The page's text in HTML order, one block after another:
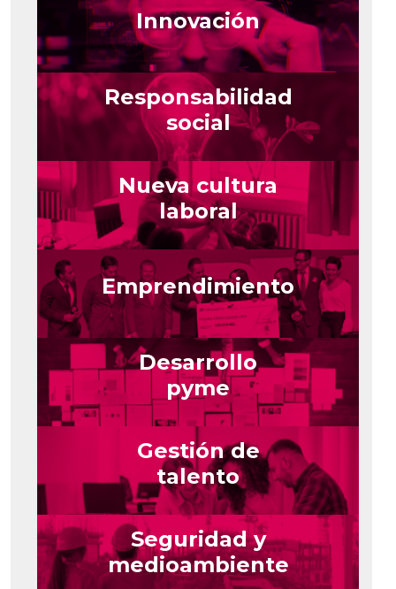
Innovación
Responsabilidad
social
Nueva cultura
laboral
Emprendimiento
Desarrollo
pyme
Gestión de
talento
Seguridad y
medioambiente